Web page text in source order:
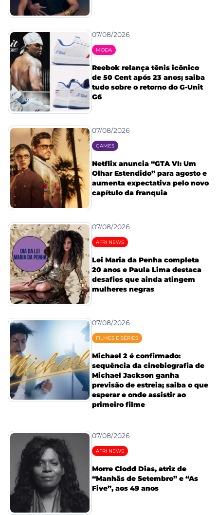
07/08/2026
MODA
Reebok relança tênis icônico
de 50 Cent após 23 anos; saiba
tudo sobre o retorno do G-Unit
G6
07/08/2026
GAMES
Netflix anuncia “GTA VI: Um
Olhar Estendido” para agosto e
aumenta expectativa pelo novo
capítulo da franquia
07/08/2026
AFRI NEWS
Lei Maria da Penha completa
20 anos e Paula Lima destaca
desafios que ainda atingem
mulheres negras
07/08/2026
FILMES E SÉRIES
Michael 2 é confirmado:
sequência da cinebiografia de
Michael Jackson ganha
previsão de estreia; saiba o que
esperar e onde assistir ao
primeiro filme
07/08/2026
AFRI NEWS
Morre Clodd Dias, atriz de
“Manhãs de Setembro” e “As
Five”, aos 49 anos